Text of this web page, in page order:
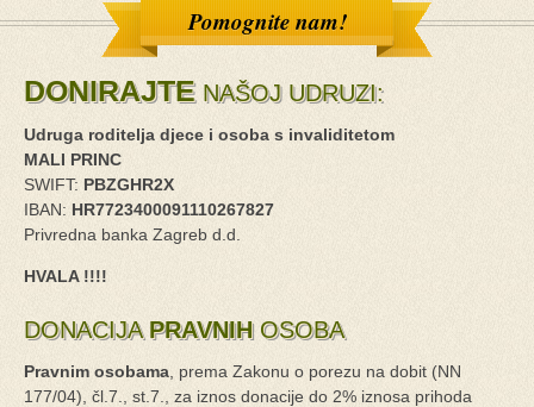
Pomognite nam!
DONIRAJTENAŠOJ UDRUZI:
Udruga roditelja djece i osoba s invaliditetom
MALI PRINC
SWIFT: PBZGHR2X
IBAN: HR7723400091110267827
Privredna banka Zagreb d.d.
HVALA !!!!
DONACIJA PRAVNIH OSOBA
Pravnim osobama , prema Zakonu o porezu na dobit (NN
177/04), čl.7., st.7., za iznos donacije do 2% iznosa prihoda